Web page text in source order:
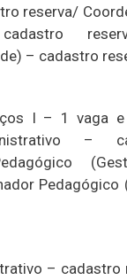
reserva/
– cadastro
I – 1 vaga
–
Pedagógico
– cadastro